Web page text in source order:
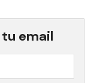
email